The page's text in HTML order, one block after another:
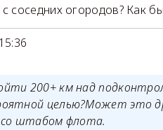
соседних огородов? Как
200+ км над
целью?Может это
со штабом флота.